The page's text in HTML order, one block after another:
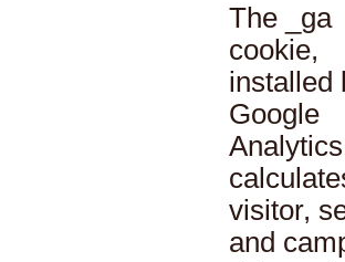
The _ga
cookie,
installed
Google
visitor,
and